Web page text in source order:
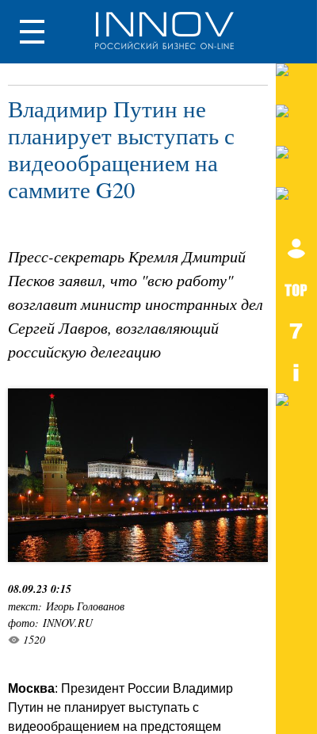
Владимир Путин не
планирует выступать с
видеообращением на
саммите G20
Пресс-секретарь Кремля Дмитрий
Песков заявил, что "всю работу"
возглавит министр иностранных дел
Сергей Лавров, возглавляющий
российскую делегацию
08.09.23 0:15
текст: Игорь Голованов
фото: INNOV.RU
1520
Москва: Президент России Владимир
Путин не планирует выступать с
видеообращением на предстоящем